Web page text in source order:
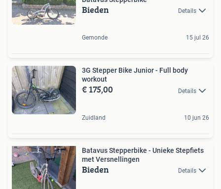
Bieden Details
Gemonde 15 jul 26
3G Stepper Bike Junior - Full body
workout
€ 175,00 Details
Zuidland 10 jun 26
Batavus Stepperbike - Unieke Stepfiets
met Versnellingen
Bieden Details